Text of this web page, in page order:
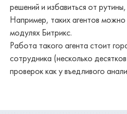
решений и избавиться от
Например, таких агентов
модулях Битрикс.
Работа такого агента стоит
сотрудника (несколько
проверок как у въедливого